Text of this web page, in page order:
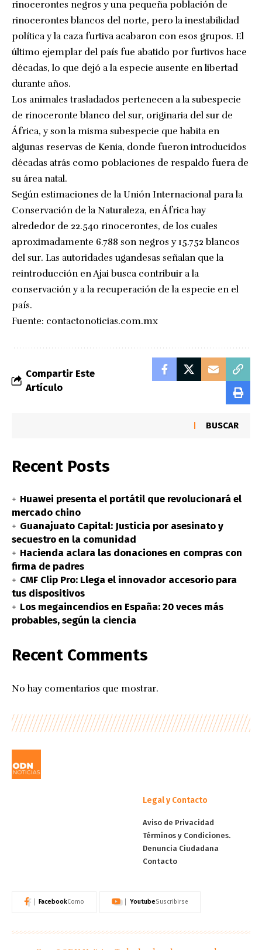
rinocerontes negros y una pequeña población de
rinocerontes blancos del norte, pero la inestabilidad
política y la caza furtiva acabaron con esos grupos. El
último ejemplar del país fue abatido por furtivos hace
décadas, lo que dejó a la especie ausente en libertad
durante años.
Los animales trasladados pertenecen a la subespecie
de rinoceronte blanco del sur, originaria del sur de
África, y son la misma subespecie que habita en
algunas reservas de Kenia, donde fueron introducidos
décadas atrás como poblaciones de respaldo fuera de
su área natal.
Según estimaciones de la Unión Internacional para la
Conservación de la Naturaleza, en África hay
alrededor de 22.540 rinocerontes, de los cuales
aproximadamente 6.788 son negros y 15.752 blancos
del sur. Las autoridades ugandesas señalan que la
reintroducción en Ajai busca contribuir a la
conservación y a la recuperación de la especie en el
país.
Fuente: contactonoticias.com.mx
Compartir Este
Artículo
BUSCAR
Recent Posts
Huawei presenta el portátil que revolucionará el
mercado chino
Guanajuato Capital: Justicia por asesinato y
secuestro en la comunidad
Hacienda aclara las donaciones en compras con
firma de padres
CMF Clip Pro: Llega el innovador accesorio para
tus dispositivos
Los megaincendios en España: 20 veces más
probables, según la ciencia
Recent Comments
No hay comentarios que mostrar.
Legal y Contacto
Aviso de Privacidad
Términos y Condiciones.
Denuncia Ciudadana
Contacto
FacebookComo YoutubeSuscribirse